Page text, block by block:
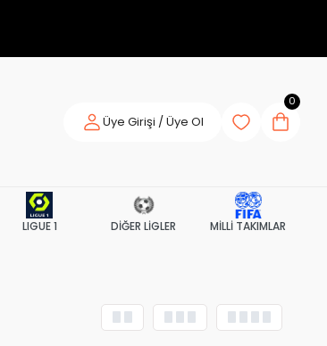
Üye Girişi / Üye Ol
0
LIGUE 1 DİĞER LİGLER MİLLİ TAKIMLAR